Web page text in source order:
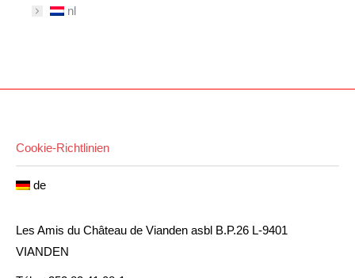
nl
Cookie-Richtlinien
de
Les Amis du Château de Vianden asbl B.P.26 L-9401
VIANDEN